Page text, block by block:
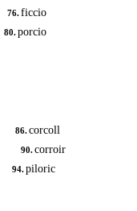
76.ficcio
80.porcio
86.corcoll
90.corroir
94.piloric